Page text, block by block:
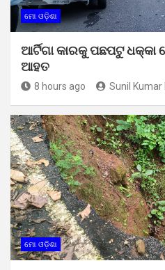
ମୋ ଓଡ଼ିଶା
ଆର୍ଟିଗା କାରକୁ ପଛପଟୁ ଧକ୍କା
ଆହତ
8 hours ago Sunil
ମୋ ଓଡ଼ିଶା